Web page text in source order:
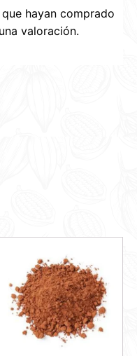
hayan comprado
valoración.